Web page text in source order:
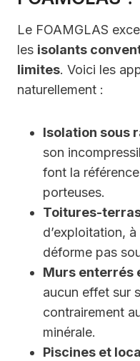
Le FOAMGLAS
les isolants
limites. Voici les
naturellement :
Isolation sous
son
font la
porteuses.
Toitures-
d’exploitation,
déforme pas
Murs enterrés
aucun effet sur
contrairement
minérale.
Piscines et